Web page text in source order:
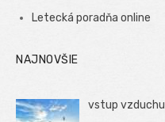
Letecká poradňa online
NAJNOVŠIE
vstup vzduchu